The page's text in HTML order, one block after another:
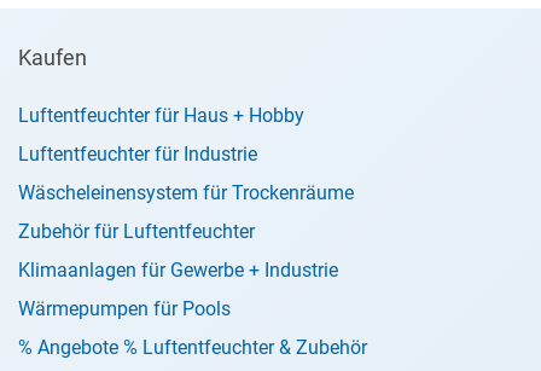
Kaufen
Luftentfeuchter für Haus + Hobby
Luftentfeuchter für Industrie
Wäscheleinensystem für Trockenräume
Zubehör für Luftentfeuchter
Klimaanlagen für Gewerbe + Industrie
Wärmepumpen für Pools
% Angebote % Luftentfeuchter & Zubehör